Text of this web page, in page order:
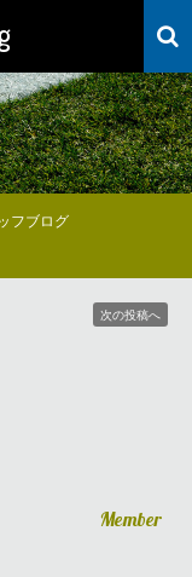
フブログ
次の投稿へ
Member